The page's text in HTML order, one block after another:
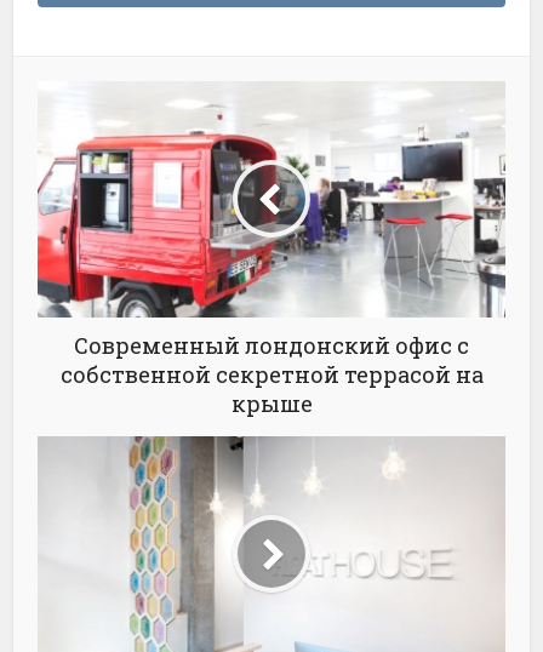
Современный лондонский офис с
собственной секретной террасой на
крыше